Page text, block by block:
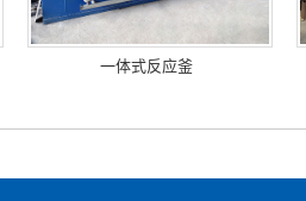
一体式反应釜